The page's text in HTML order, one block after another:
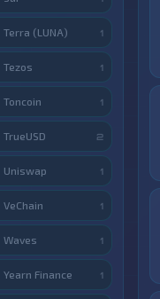
Terra (LUNA) 1
Tezos 1
Toncoin 1
TrueUSD 2
Uniswap 1
VeChain 1
Waves 1
Yearn Finance 1